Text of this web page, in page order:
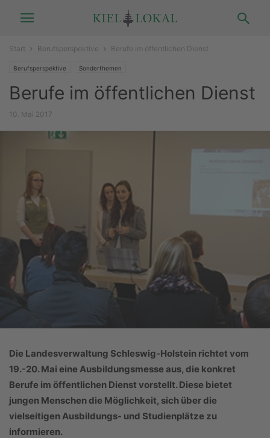
Start Berufsperspektive Berufe im öffentlichen Dienst
Berufsperspektive Sonderthemen
Berufe im öffentlichen Dienst
10. Mai 2017
Die Landesverwaltung Schleswig-Holstein richtet vom
19.-20. Mai eine Ausbildungsmesse aus, die konkret
Berufe im öffentlichen Dienst vorstellt. Diese bietet
jungen Menschen die Möglichkeit, sich über die
vielseitigen Ausbildungs- und Studienplätze zu
informieren.